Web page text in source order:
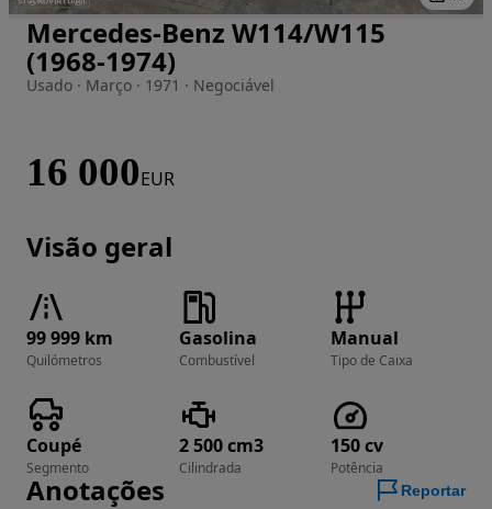
Imagem 1 de 9
Mercedes-Benz W114/W115
(1968-1974)
Usado · Março · 1971 · Negociável
16 000EUR
Visão geral
99 999 km
Quilómetros
Gasolina
Combustível
Manual
Tipo de Caixa
Coupé
Segmento
2 500 cm3
Cilindrada
150 cv
Potência
Anotações Reportar